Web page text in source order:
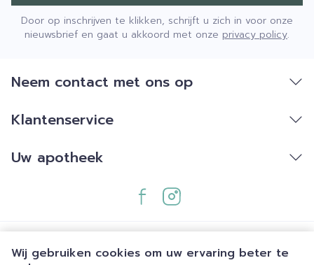
Wij gebruiken cookies om uw ervaring beter te
Door op inschrijven te klikken, schrijft u zich in voor onze
nieuwsbrief en gaat u akkoord met onze privacy policy.
Neem contact met ons op
Klantenservice
Uw apotheek